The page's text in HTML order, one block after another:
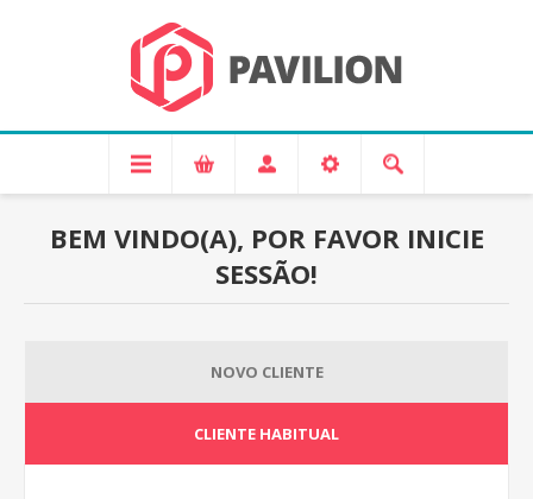
BEM VINDO(A), POR FAVOR INICIE
SESSÃO!
NOVO CLIENTE
CLIENTE HABITUAL